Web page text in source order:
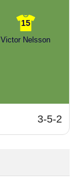
15
Victor Nelsson
3-5-2